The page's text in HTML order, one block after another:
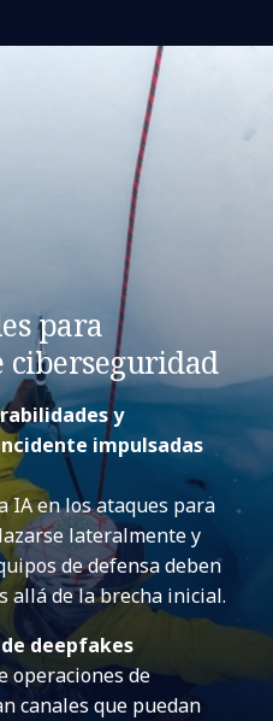
para
ciberseguridad
y
impulsadas
IA en los ataques para
lateralmente y
de defensa deben
allá de la brecha inicial.
deepfakes
operaciones de
canales que puedan